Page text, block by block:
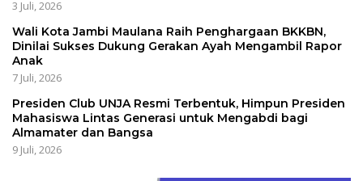
3 Juli, 2026
Wali Kota Jambi Maulana Raih Penghargaan BKKBN,
Dinilai Sukses Dukung Gerakan Ayah Mengambil Rapor
Anak
7 Juli, 2026
Presiden Club UNJA Resmi Terbentuk, Himpun Presiden
Mahasiswa Lintas Generasi untuk Mengabdi bagi
Almamater dan Bangsa
9 Juli, 2026